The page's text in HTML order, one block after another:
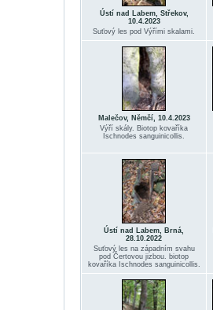
Ústí nad Labem, Střekov,
10.4.2023
Suťový les pod Výřími skalami.
Malečov, Němčí, 10.4.2023
Výří skály. Biotop kovaříka
Ischnodes sanguinicollis.
Ústí nad Labem, Brná,
28.10.2022
Suťový les na západním svahu
pod Čertovou jizbou. biotop
kovaříka Ischnodes sanguinicollis.